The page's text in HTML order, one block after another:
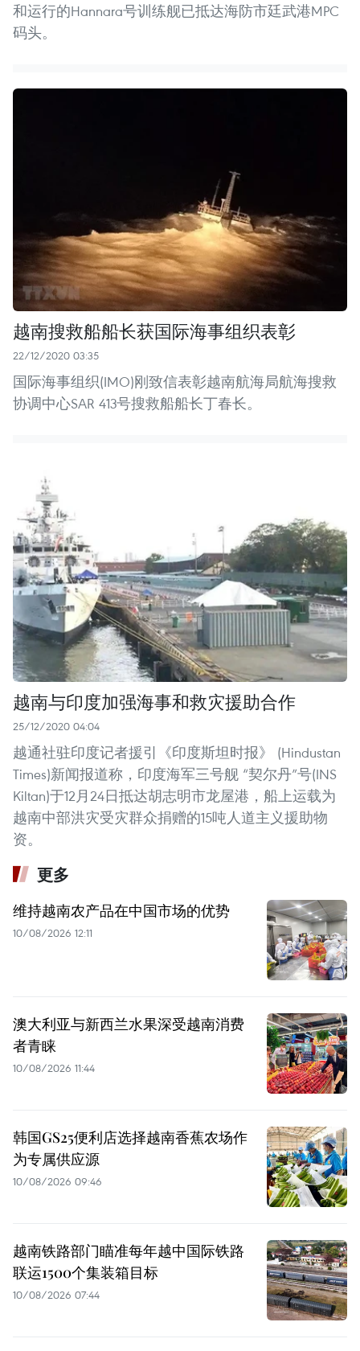
和运行的Hannara号训练舰已抵达海防市廷武港MPC
码头。
越南搜救船船长获国际海事组织表彰
22/12/2020 03:35
国际海事组织(IMO)刚致信表彰越南航海局航海搜救
协调中心SAR 413号搜救船船长丁春长。
越南与印度加强海事和救灾援助合作
25/12/2020 04:04
越通社驻印度记者援引《印度斯坦时报》 (Hindustan
Times)新闻报道称，印度海军三号舰 “契尔丹”号(INS
Kiltan)于12月24日抵达胡志明市龙屋港，船上运载为
越南中部洪灾受灾群众捐赠的15吨人道主义援助物
资。
更多
维持越南农产品在中国市场的优势
10/08/2026 12:11
澳大利亚与新西兰水果深受越南消费
者青睐
10/08/2026 11:44
韩国GS25便利店选择越南香蕉农场作
为专属供应源
10/08/2026 09:46
越南铁路部门瞄准每年越中国际铁路
联运1500个集装箱目标
10/08/2026 07:44